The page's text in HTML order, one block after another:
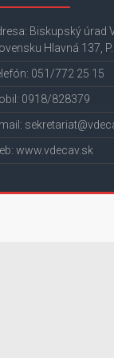
Biskupský úrad
Hlavná 137,
051/772 25 15
0918/828379
www.vdecav.sk